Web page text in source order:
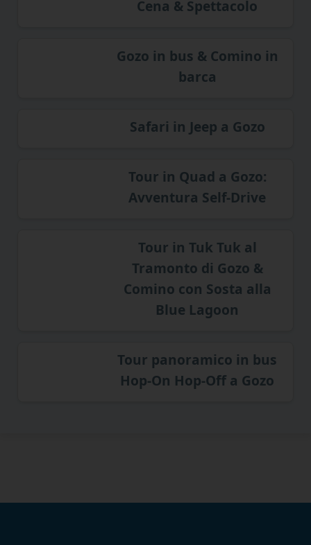
Cena & Spettacolo
Gozo in bus & Comino in
barca
Safari in Jeep a Gozo
Tour in Quad a Gozo:
Avventura Self-Drive
Tour in Tuk Tuk al
Tramonto di Gozo &
Comino con Sosta alla
Blue Lagoon
Tour panoramico in bus
Hop-On Hop-Off a Gozo